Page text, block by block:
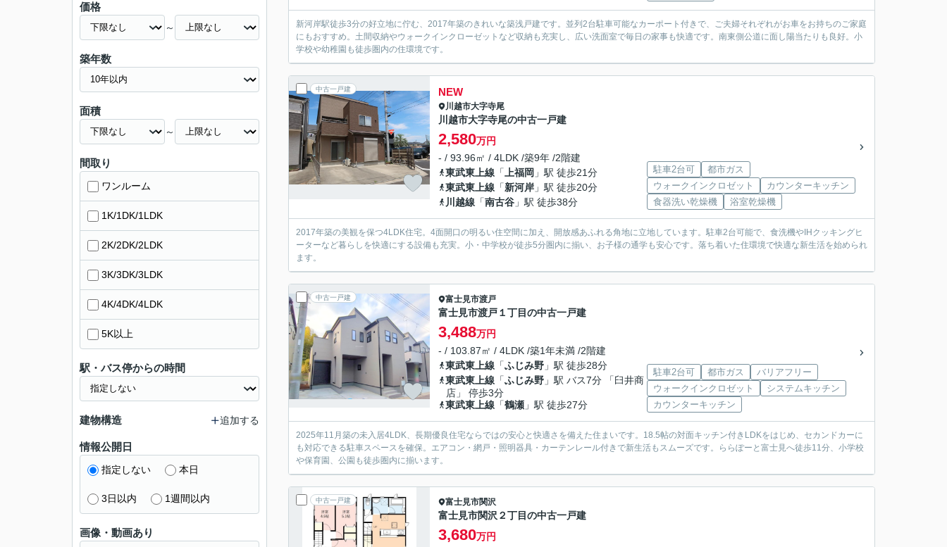
新河岸駅徒歩3分の好立地に佇む、2017年築のきれいな築浅戸建です。並列2台駐車可能なカーポート付きで、ご夫婦それぞれがお車をお持ちのご家庭
にもおすすめ。土間収納やウォークインクローゼットなど収納も充実し、広い洗面室で毎日の家事も快適です。南東側公道に面し陽当たりも良好。小
学校や幼稚園も徒歩圏内の住環境です。
中古一戸建 NEW
川越市大字寺尾
川越市大字寺尾の中古一戸建
2,580万円
- / 93.96㎡ / 4LDK /築9年 /2階建
東武東上線 「 上福岡 」駅 徒歩21分
東武東上線 「新河岸 」駅 徒歩20分
川越線 「南古谷 」駅 徒歩38分
駐車2台可
都市ガス
ウォークインクロゼット
カウンターキッチン
食器洗い乾燥機
浴室乾燥機
2017年築の美観を保つ4LDK住宅。4面開口の明るい住空間に加え、開放感あふれる角地に立地しています。駐車2台可能で、食洗機やIHクッキングヒ
ーターなど暮らしを快適にする設備も充実。小・中学校が徒歩5分圏内に揃い、お子様の通学も安心です。落ち着いた住環境で快適な新生活を始められ
ます。
中古一戸建 富士見市渡戸
富士見市渡戸１丁目の中古一戸建
3,488万円
- / 103.87㎡ / 4LDK /築1年未満 /2階建
東武東上線 「ふじみ野 」駅 徒歩28分
東武東上線 「ふじみ野 」駅 バス7分 「臼井商
店」 停歩3分
東武東上線 「鶴瀬 」駅 徒歩27分
駐車2台可 都市ガス
バリアフリー
ウォークインクロゼット
システムキッチン
カウンターキッチン
2025年11月築の未入居4LDK、長期優良住宅ならではの安心と快適さを備えた住まいです。18.5帖の対面キッチン付きLDKをはじめ、セカンドカーに
も対応できる駐車スペースを確保。エアコン・網戸・照明器具・カーテンレール付きで新生活もスムーズです。ららぽーと富士見へ徒歩11分、小学校
や保育園、公園も徒歩圏内に揃います。
中古一戸建 富士見市関沢
富士見市関沢２丁目の中古一戸建
3,680万円
価格
～
築年数
面積
～
間取り
ワンルーム
1K/1DK/1LDK
2K/2DK/2LDK
3K/3DK/3LDK
4K/4DK/4LDK
5K以上
駅・バス停からの時間
建物構造 追加する
情報公開日
指定しない 本日
3日以内 1週間以内
画像・動画あり